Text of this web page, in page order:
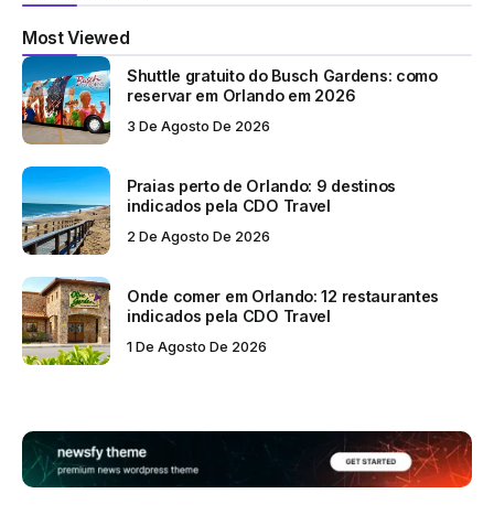
Most Viewed
Shuttle gratuito do Busch Gardens: como
reservar em Orlando em 2026
3 De Agosto De 2026
Praias perto de Orlando: 9 destinos
indicados pela CDO Travel
2 De Agosto De 2026
Onde comer em Orlando: 12 restaurantes
indicados pela CDO Travel
1 De Agosto De 2026